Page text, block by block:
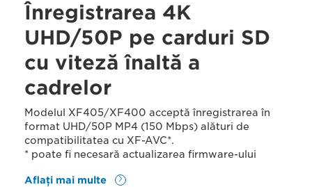
Înregistrarea 4K
UHD/50P pe carduri SD
cu viteză înaltă a
cadrelor
Modelul XF405/XF400 acceptă înregistrarea în
format UHD/50P MP4 (150 Mbps) alături de
compatibilitatea cu XF-AVC*.
* poate fi necesară actualizarea firmware-ului
Aflaţi mai multe